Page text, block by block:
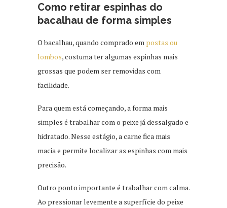
Como retirar espinhas do
bacalhau de forma simples
O bacalhau, quando comprado em postas ou
lombos, costuma ter algumas espinhas mais
grossas que podem ser removidas com
facilidade.
Para quem está começando, a forma mais
simples é trabalhar com o peixe já dessalgado e
hidratado. Nesse estágio, a carne fica mais
macia e permite localizar as espinhas com mais
precisão.
Outro ponto importante é trabalhar com calma.
Ao pressionar levemente a superfície do peixe